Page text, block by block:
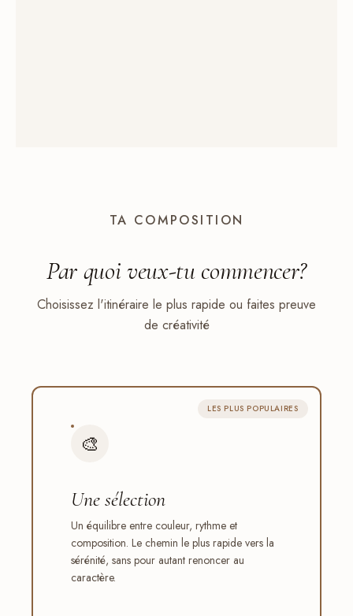
TA COMPOSITION
Par quoi veux-tu commencer?
Choisissez l'itinéraire le plus rapide ou faites preuve
de créativité
LES PLUS POPULAIRES
🎨
Une sélection
Un équilibre entre couleur, rythme et
composition. Le chemin le plus rapide vers la
sérénité, sans pour autant renoncer au
caractère.